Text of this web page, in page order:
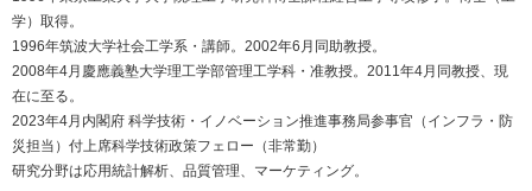
学）取得。
1996年筑波大学社会工学系・講師。2002年6月同助教授。
2008年4月慶應義塾大学理工学部管理工学科・准教授。2011年4月同教授、現
在に至る。
2023年4月内閣府 科学技術・イノベーション推進事務局参事官（インフラ・防
災担当）付上席科学技術政策フェロー（非常勤）
研究分野は応用統計解析、品質管理、マーケティング。